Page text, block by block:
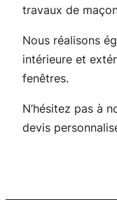
travaux de
Nous réalisons
intérieure et
fenêtres.
N’hésitez pas à
devis